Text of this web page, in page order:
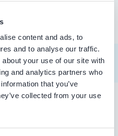
content and ads, to
and to analyse our traffic.
your use of our site with
and analytics partners who
that you’ve
collected from your use